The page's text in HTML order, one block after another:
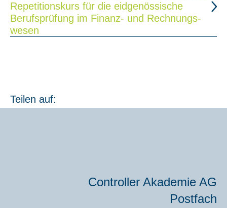
Repe­ti­ti­ons­kurs für die eid­ge­nös­si­sche
Berufs­prü­fung im Finanz- und Rech­nungs­
we­sen
Teilen auf:
Con­trol­ler Aka­de­mie AG
Post­fach